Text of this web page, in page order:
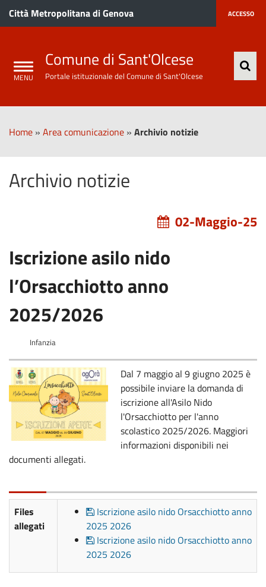
Città Metropolitana di Genova ACCESSO
Comune di Sant'Olcese
Portale istituzionale del Comune di Sant'Olcese
Home » Area comunicazione » Archivio notizie
Archivio notizie
02-Maggio-25
Iscrizione asilo nido
l’Orsacchiotto anno
2025/2026
Infanzia
Dal 7 maggio al 9 giugno 2025 è
possibile inviare la domanda di
iscrizione all'Asilo Nido
l'Orsacchiotto per l'anno
scolastico 2025/2026. Maggiori
informazioni disponibili nei
documenti allegati.
Files
allegati
Iscrizione asilo nido Orsacchiotto anno
2025 2026
Iscrizione asilo nido Orsacchiotto anno
2025 2026